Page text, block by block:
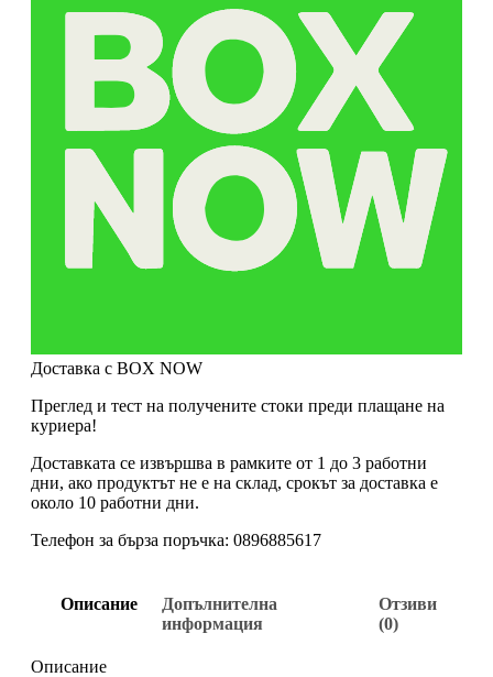
Доставка с BOX NOW
Преглед и тест на получените стоки преди плащане на
куриера!
Доставката се извършва в рамките от 1 до 3 работни
дни, ако продуктът не е на склад, срокът за доставка е
около 10 работни дни.
Телефон за бърза поръчка: 0896885617
Описание
Допълнителна
информация
Отзиви
(0)
Описание